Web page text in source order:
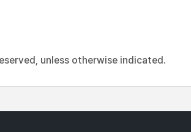
unless otherwise indicated.